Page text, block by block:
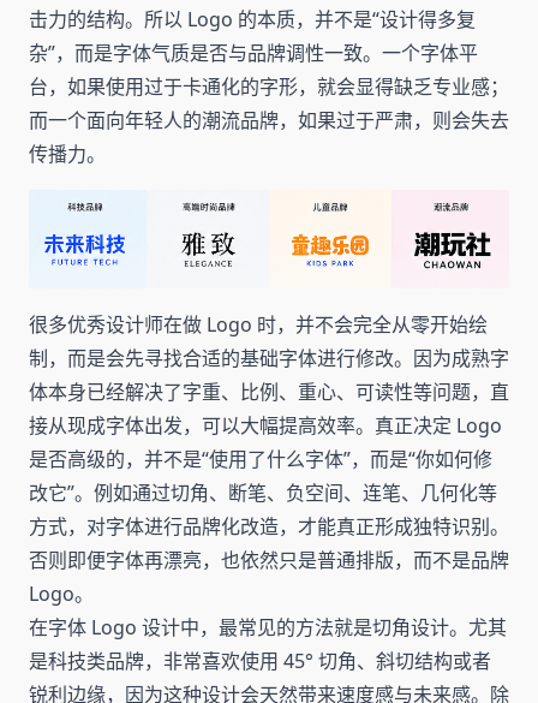
击力的结构。所以 Logo 的本质，并不是“设计得多复
杂”，而是字体气质是否与品牌调性一致。一个字体平
台，如果使用过于卡通化的字形，就会显得缺乏专业感；
而一个面向年轻人的潮流品牌，如果过于严肃，则会失去
传播力。
很多优秀设计师在做 Logo 时，并不会完全从零开始绘
制，而是会先寻找合适的基础字体进行修改。因为成熟字
体本身已经解决了字重、比例、重心、可读性等问题，直
接从现成字体出发，可以大幅提高效率。真正决定 Logo
是否高级的，并不是“使用了什么字体”，而是“你如何修
改它”。例如通过切角、断笔、负空间、连笔、几何化等
方式，对字体进行品牌化改造，才能真正形成独特识别。
否则即便字体再漂亮，也依然只是普通排版，而不是品牌
Logo。
在字体 Logo 设计中，最常见的方法就是切角设计。尤其
是科技类品牌，非常喜欢使用 45° 切角、斜切结构或者
锐利边缘，因为这种设计会天然带来速度感与未来感。除